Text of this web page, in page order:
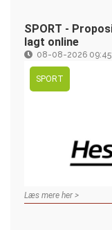
SPORT -
lagt online
08-08-2026
SPORT
Læs mere her >